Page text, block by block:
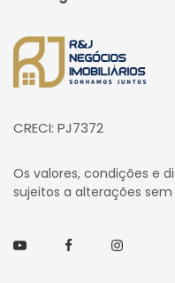
Página inicial
CRECI: PJ7372
Os valores, condições e
sujeitos a alterações sem
YoutubeFacebookInstagram